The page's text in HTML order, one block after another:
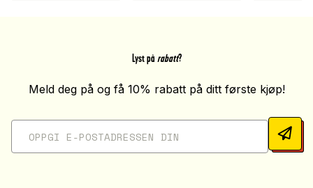
Lyst på rabatt?
Meld deg på og få 10% rabatt på ditt første kjøp!